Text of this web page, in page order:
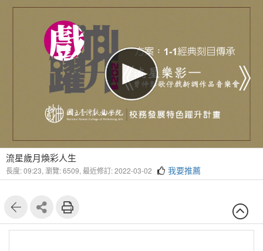
流星歲月煥彩人生
長度: 09:23, 瀏覽: 6509, 最近修訂: 2022-03-02 我要推薦